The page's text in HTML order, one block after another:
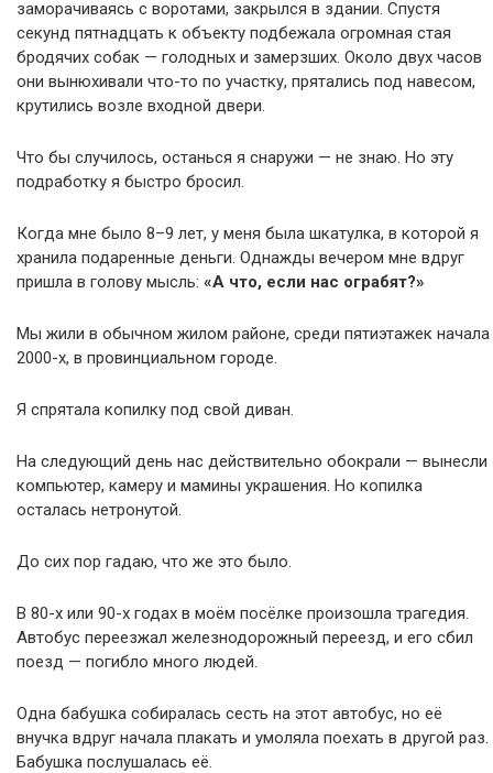
заморачиваясь с воротами, закрылся в здании. Спустя
секунд пятнадцать к объекту подбежала огромная стая
бродячих собак — голодных и замерзших. Около двух часов
они вынюхивали что-то по участку, прятались под навесом,
крутились возле входной двери.
Что бы случилось, останься я снаружи — не знаю. Но эту
подработку я быстро бросил.
Когда мне было 8–9 лет, у меня была шкатулка, в которой я
хранила подаренные деньги. Однажды вечером мне вдруг
пришла в голову мысль: «А что, если нас ограбят?»
Мы жили в обычном жилом районе, среди пятиэтажек начала
2000-х, в провинциальном городе.
Я спрятала копилку под свой диван.
На следующий день нас действительно обокрали — вынесли
компьютер, камеру и мамины украшения. Но копилка
осталась нетронутой.
До сих пор гадаю, что же это было.
В 80-х или 90-х годах в моём посёлке произошла трагедия.
Автобус переезжал железнодорожный переезд, и его сбил
поезд — погибло много людей.
Одна бабушка собиралась сесть на этот автобус, но её
внучка вдруг начала плакать и умоляла поехать в другой раз.
Бабушка послушалась её.